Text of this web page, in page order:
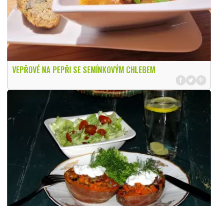
VEPŘOVÉ NA PEPŘI SE SEMÍNKOVÝM CHLEBEM